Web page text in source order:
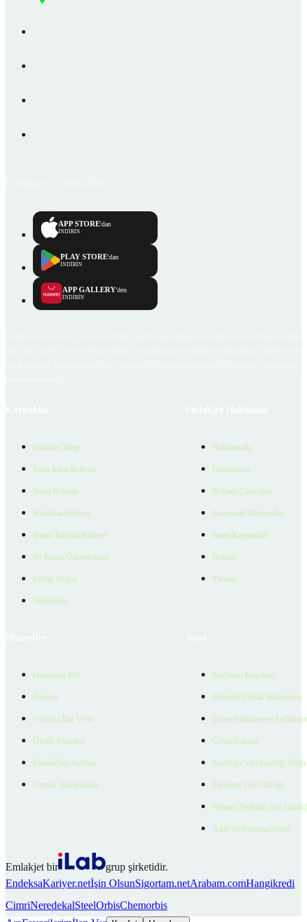
APP STORE'dan
İNDİRİN
PLAY STORE'dan
İNDİRİN
APP GALLERY'den
İNDİRİN
Emlakjet Blog
Satın Alma Rehberi
Satıcı Rehberi
Kiralama Rehberi
Konut Kredisi Rehberi
Ne Kadar Ödeyebilirim
Emlak Değeri
Verilerimiz
Hakkımızda
Ödüllerimiz
Reklam Çözümleri
Kurumsal Materyaller
İnsan Kaynakları
İletişim
Yardım
Danışman Bul
Projeler
Ücretsiz İlan Verin
Üyelik Paketleri
EmlakZeka Asistan
Uzman Danışmanlar
Kullanım Koşulları
Bireysel Üyelik Sözleşmesi
Çerez Politikası ve
Çerez Ayarları
Kullanıcı Veri Gizliliği
Ziyaretçi Veri Gizliliği
Müşteri Yetkilisi Veri
Aday Aydınlatma Metni
Emlakjet bir
grup şirketidir.
EndeksaKariyer.netİşin OlsunSigortam.netArabam.comHangikredi
CimriNeredekalSteelOrbisChemorbis